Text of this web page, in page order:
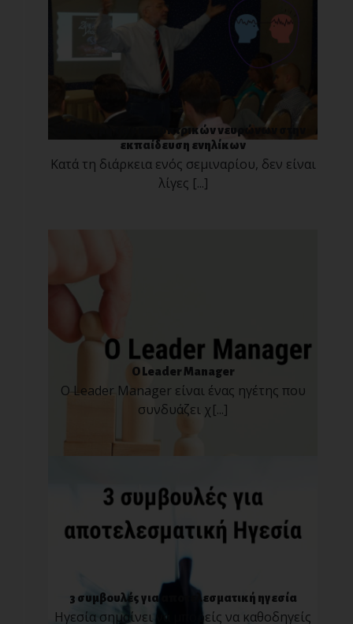
Η δύναμη των κατοπτρικών νευρώνων στην
εκπαίδευση ενηλίκων
Κατά τη διάρκεια ενός σεμιναρίου, δεν είναι
λίγες [...]
O Leader Manager
Ο Leader Manager είναι ένας ηγέτης που
συνδυάζει χ[...]
3 συμβουλές για αποτελεσματική ηγεσία
Ηγεσία σημαίνει να μπορείς να καθοδηγείς